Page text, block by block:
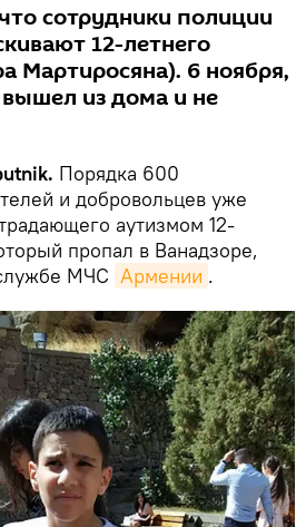
сотрудники полиции
12-летнего
Мартиросяна). 6 ноября,
из дома и не
Порядка 600
и добровольцев уже
аутизмом 12-
пропал в Ванадзоре,
МЧС Армении .